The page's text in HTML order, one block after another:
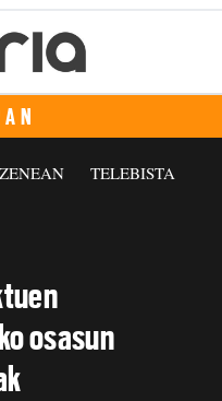
TELEBISTA
osasun